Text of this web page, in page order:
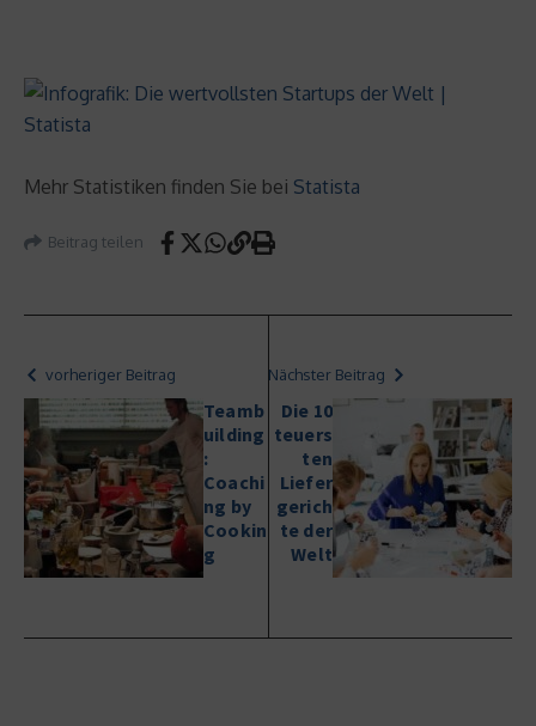
Mehr Statistiken finden Sie bei Statista
Beitrag teilen
vorheriger Beitrag
Teamb
uilding
:
Coachi
ng by
Cookin
g
Nächster Beitrag
Die 10
teuers
ten
Liefer
gerich
te der
Welt